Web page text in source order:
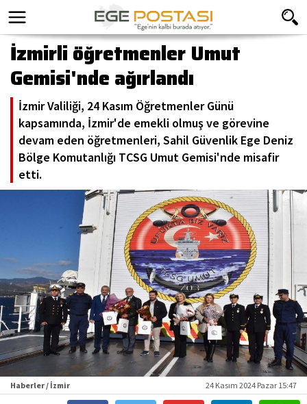
İzmirli öğretmenler Umut
Gemisi'nde ağırlandı
İzmir Valiliği, 24 Kasım Öğretmenler Günü
kapsamında, İzmir'de emekli olmuş ve görevine
devam eden öğretmenleri, Sahil Güvenlik Ege Deniz
Bölge Komutanlığı TCSG Umut Gemisi'nde misafir
etti.
Haberler / İzmir 24 Kasım 2024 Pazar 15:47